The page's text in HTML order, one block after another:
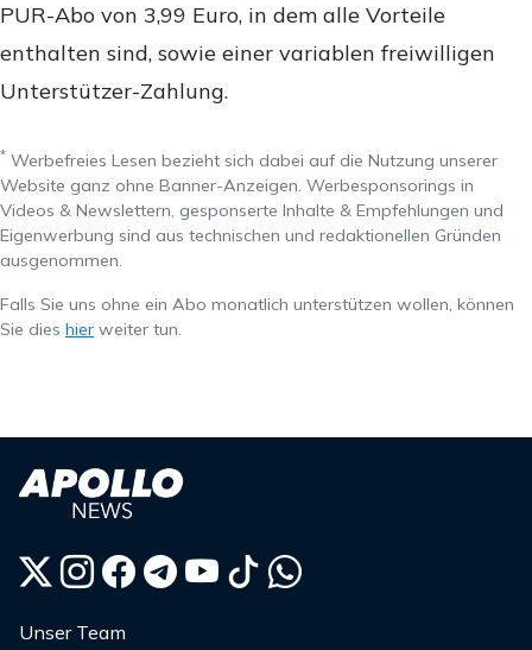
PUR-Abo von 3,99 Euro, in dem alle Vorteile
enthalten sind, sowie einer variablen freiwilligen
Unterstützer-Zahlung.
* Werbefreies Lesen bezieht sich dabei auf die Nutzung unserer
Website ganz ohne Banner-Anzeigen. Werbesponsorings in
Videos & Newslettern, gesponserte Inhalte & Empfehlungen und
Eigenwerbung sind aus technischen und redaktionellen Gründen
ausgenommen.
Falls Sie uns ohne ein Abo monatlich unterstützen wollen, können
Sie dies hier weiter tun.
Unser Team